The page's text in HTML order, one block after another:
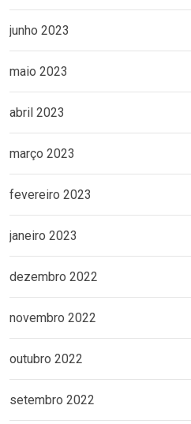
junho 2023
maio 2023
abril 2023
março 2023
fevereiro 2023
janeiro 2023
dezembro 2022
novembro 2022
outubro 2022
setembro 2022